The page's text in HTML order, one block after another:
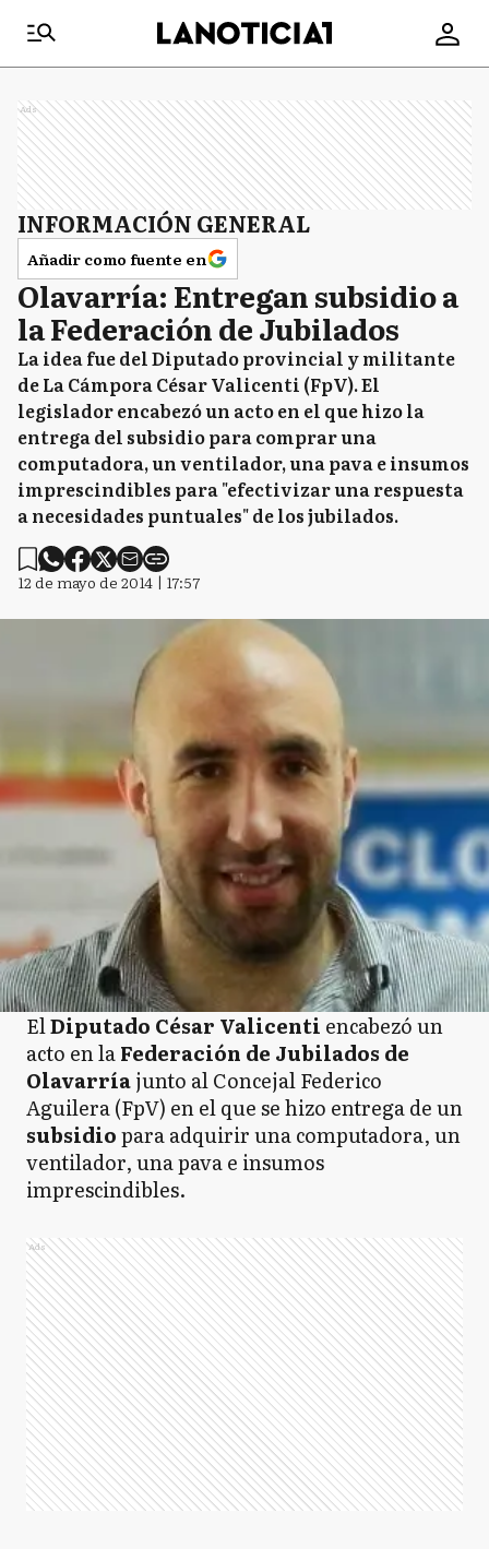
Ads
INFORMACIÓN GENERAL
Añadir como fuente en
Olavarría: Entregan subsidio a
la Federación de Jubilados
La idea fue del Diputado provincial y militante
de La Cámpora César Valicenti (FpV). El
legislador encabezó un acto en el que hizo la
entrega del subsidio para comprar una
computadora, un ventilador, una pava e insumos
imprescindibles para "efectivizar una respuesta
a necesidades puntuales" de los jubilados.
12 de mayo de 2014 | 17:57
ElDiputado César Valicenti encabezó un
acto en laFederación de Jubilados de
Olavarríajunto al Concejal Federico
Aguilera (FpV) en el que se hizo entrega de un
subsidiopara adquirir una computadora, un
ventilador, una pava e insumos
imprescindibles.
Ads